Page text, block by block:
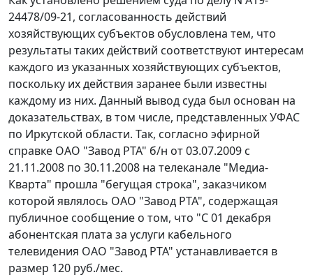
24478/09-21, согласованность действий
хозяйствующих субъектов обусловлена тем, что
результаты таких действий соответствуют интересам
каждого из указанных хозяйствующих субъектов,
поскольку их действия заранее были известны
каждому из них. Данный вывод суда был основан на
доказательствах, в том числе, представленных УФАС
по Иркутской области. Так, согласно эфирной
справке ОАО "Завод РТА" б/н от 03.07.2009 с
21.11.2008 по 30.11.2008 на телеканале "Медиа-
Кварта" прошла "бегущая строка", заказчиком
которой являлось ОАО "Завод РТА", содержащая
публичное сообщение о том, что "С 01 декабря
абонентская плата за услуги кабельного
телевидения ОАО "Завод РТА" устанавливается в
размер 120 руб./мес.